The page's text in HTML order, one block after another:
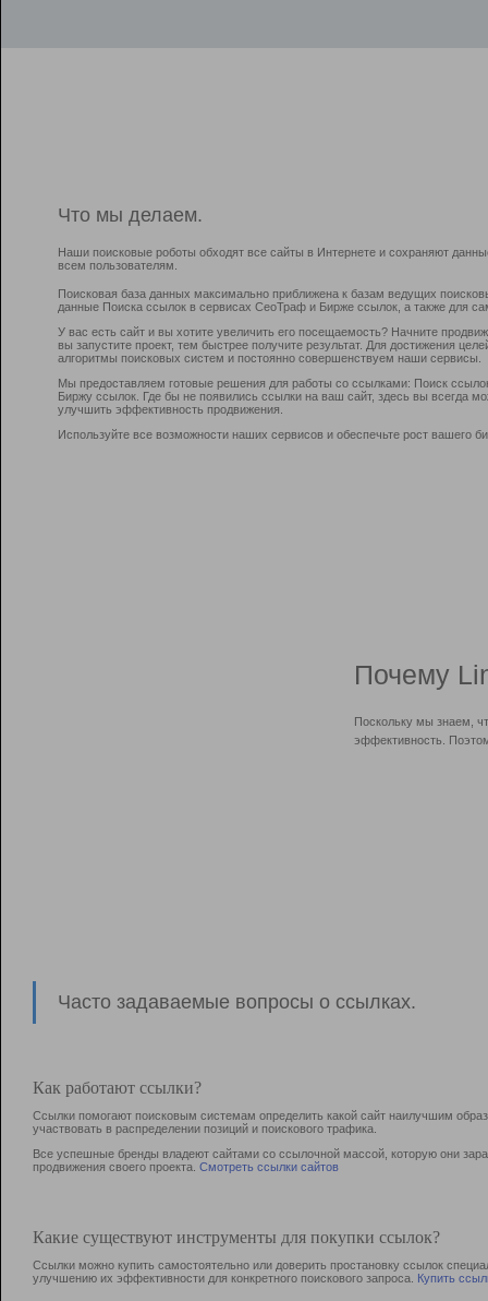
Что мы делаем.
Наши поисковые роботы обходят все сайты в Интернете и сохраняют
всем пользователям.
Поисковая база данных максимально приближена к базам ведущих
данные Поиска ссылок в сервисах СеоТраф и Бирже ссылок, а также для
У вас есть сайт и вы хотите увеличить его посещаемость? Начните
вы запустите проект, тем быстрее получите результат. Для достижения
алгоритмы поисковых систем и постоянно совершенствуем наши сервисы.
Мы предоставляем готовые решения для работы со ссылками: Поиск
Биржу ссылок. Где бы не появились ссылки на ваш сайт, здесь вы всегда
улучшить эффективность продвижения.
Используйте все возможности наших сервисов и обеспечьте рост вашего
Почему
Поскольку мы знаем,
эффективность.
Часто задаваемые вопросы о ссылках.
Как работают ссылки?
Ссылки помогают поисковым системам определить какой сайт наилучшим
участвовать в раcпределении позиций и поискового трафика.
Все успешные бренды владеют сайтами со ссылочной массой, которую они
продвижения своего проекта. Смотреть ссылки сайтов
Какие существуют инструменты для покупки ссылок?
Ссылки можно купить самостоятельно или доверить простановку ссылок
улучшению их эффективности для конкретного поискового запроса. Купить